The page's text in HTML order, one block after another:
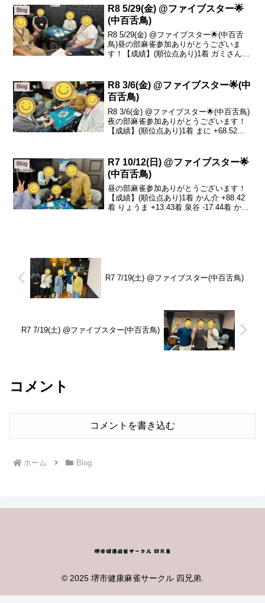
刻、オーラスに倍満など大...
Blog
R8 5/29(金) @ファイブスター🌟
(中百舌鳥)
R8 5/29(金) @ファイブスター🌟(中百舌
鳥)昼の部麻雀参加ありがとうございま
す！【成績】(順位点あり)1着 ガミさん
はガミさん...
Blog
R8 3/6(金) @ファイブスター🌟(中
百舌鳥)
R8 3/6(金) @ファイブスター🌟(中百舌鳥)
夜の部麻雀参加ありがとうございます！
【成績】(順位点あり)1着 まに +68.52着
んです...
Blog
R7 10/12(日) @ファイブスター🌟
(中百舌鳥)
昼の部麻雀参加ありがとうございます！
【成績】(順位点あり)1着 かん介 +88.42
着 りょうま +13.43着 泉谷 -17.44着 かわ
R7 7/19(土) @ファイブスター(中百舌鳥)
R7 7/19(土) @ファイブスター(中百舌鳥)
コメント
コメントを書き込む
ホーム Blog
© 2025 堺市健康麻雀サークル 四兄弟.